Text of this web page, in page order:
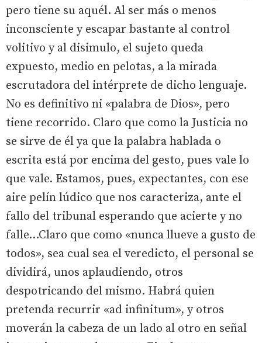
pero tiene su aquél. Al ser más o menos
inconsciente y escapar bastante al control
volitivo y al disimulo, el sujeto queda
expuesto, medio en pelotas, a la mirada
escrutadora del intérprete de dicho lenguaje.
No es definitivo ni «palabra de Dios», pero
tiene recorrido. Claro que como la Justicia no
se sirve de él ya que la palabra hablada o
escrita está por encima del gesto, pues vale lo
que vale. Estamos, pues, expectantes, con ese
aire pelín lúdico que nos caracteriza, ante el
fallo del tribunal esperando que acierte y no
falle…Claro que como «nunca llueve a gusto de
todos», sea cual sea el veredicto, el personal se
dividirá, unos aplaudiendo, otros
despotricando del mismo. Habrá quien
pretenda recurrir «ad infinitum», y otros
moverán la cabeza de un lado al otro en señal